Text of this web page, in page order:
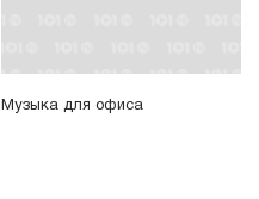
Музыка для офиса